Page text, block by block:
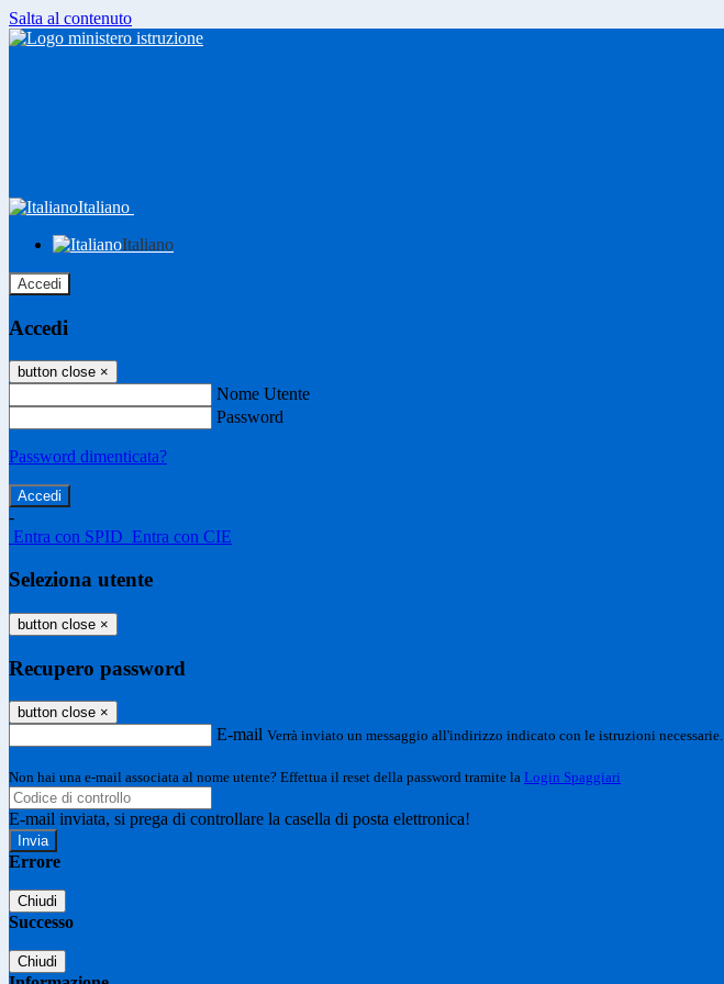
Salta al contenuto
Italiano
Italiano
Accedi
Accedi
button close ×
Nome Utente
Password
Password dimenticata?
-
Entra con SPID Entra con CIE
Seleziona utente
button close ×
Recupero password
button close ×
E-mail Verrà inviato un messaggio all'indirizzo indicato con le istruzioni necessarie.
Non hai una e-mail associata al nome utente? Effettua il reset della password tramite la Login Spaggiari
E-mail inviata, si prega di controllare la casella di posta elettronica!
Errore
Chiudi
Successo
Chiudi